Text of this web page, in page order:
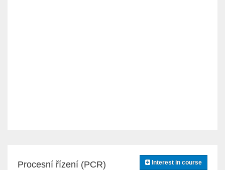
Interest in course
Procesní řízení (PCR)